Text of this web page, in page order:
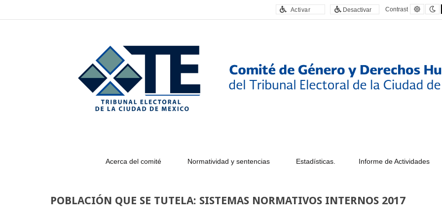
Activar Desactivar Contrast
Default
Acerca del comité Normatividad y sentencias Estadísticas. Informe de Actividades
POBLACIÓN QUE SE TUTELA: SISTEMAS NORMATIVOS INTERNOS 2017